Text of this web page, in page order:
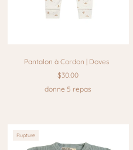
Pantalon à Cordon | Doves
$30.00
donne 5 repas
Rupture